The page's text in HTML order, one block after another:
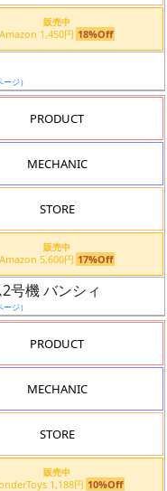
販売中
Amazon 1,450円 18%Off
ージ）
PRODUCT
MECHANIC
STORE
販売中
Amazon 5,600円 17%Off
号機 バンシィ
ージ）
PRODUCT
MECHANIC
STORE
販売中
WonderToys 1,188円 10%Off